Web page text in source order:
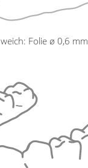
weich: Folie ø 0,6 mm